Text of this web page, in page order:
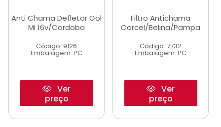
Anti Chama Defletor Gol
Mi 16v/Cordoba
Código: 9126
Embalagem: PC
Ver
preço
Filtro Antichama
Corcel/Belina/Pampa
Código: 7732
Embalagem: PC
Ver
preço